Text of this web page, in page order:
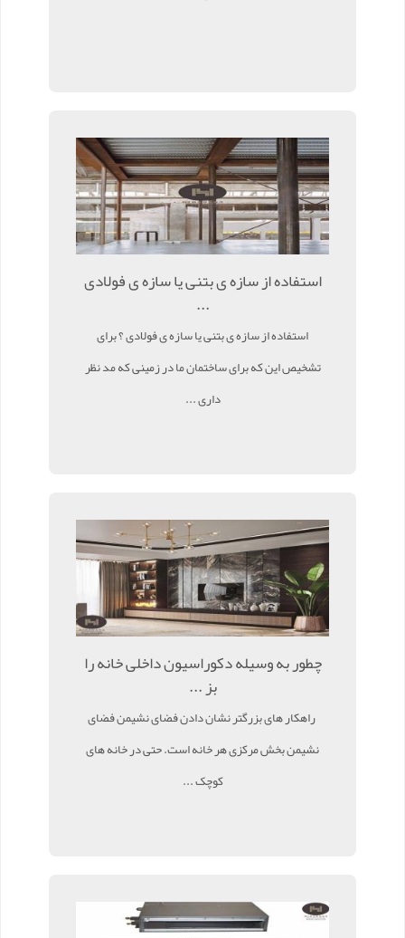
استفاده از سازه ی بتنی یا سازه ی فولادی
...
استفاده از سازه ی بتنی یا سازه ی فولادی ؟ برای
تشخیص این که برای ساختمان ما در زمینی که مد نظر
داری ...
چطور به وسیله دکوراسیون داخلی خانه را
بز ...
راهکار های بزرگتر نشان دادن فضای نشیمن فضای
نشیمن بخش مرکزی هر خانه است. حتی در خانه های
کوچک ...